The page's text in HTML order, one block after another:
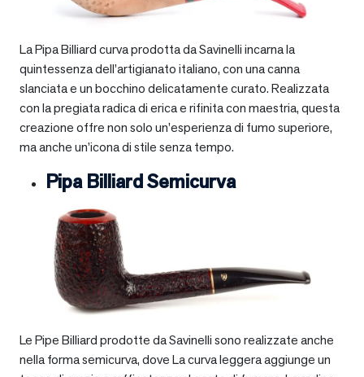
La Pipa Billiard curva prodotta da Savinelli incarna la
quintessenza dell’artigianato italiano, con una canna
slanciata e un bocchino delicatamente curato. Realizzata
con la pregiata radica di erica e rifinita con maestria, questa
creazione offre non solo un’esperienza di fumo superiore,
ma anche un’icona di stile senza tempo.
Pipa Billiard Semicurva
Le Pipe Billiard prodotte da Savinelli sono realizzate anche
nella forma semicurva, dove La curva leggera aggiunge un